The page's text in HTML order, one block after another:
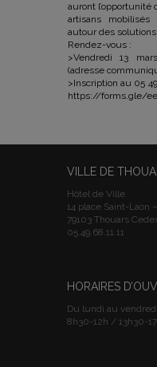
auront l’opportunité
artisans
autour des
Rendez-vous :
>Vendredi 13
(adresse
>Inscription au 05
https://forms.gle/
VILLE DE
Hôtel de Ville
14 place Saint-Laon
79103 Thouars
05.49.68.11.11
HORAIRES
Du lundi au
8h30-12h / 13h30-